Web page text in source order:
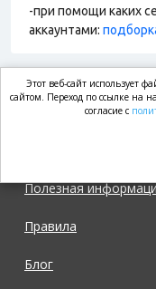
-при помощи каких
аккаунтами:
Полезная
Правила
Блог
Этот веб-сайт использует
сайтом. Переход по ссылке на
согласие с